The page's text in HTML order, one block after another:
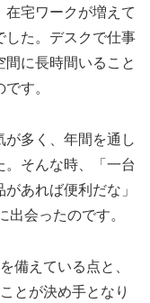
宅ワークが増えて
した。デスクで仕事
に長時間いること
す。
多く、年間を通し
。そんな時、「一台
あれば便利だな」
会ったのです。
備えている点と、
とが決め手となり